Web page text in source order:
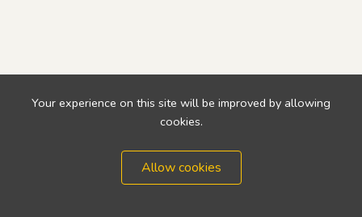
Your experience on this site will be improved by allowing
cookies.
Allow cookies